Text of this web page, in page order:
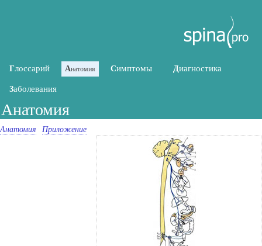
Глоссарий Анатомия Симптомы Диагностика
Заболевания
Анатомия
Анатомия Приложение